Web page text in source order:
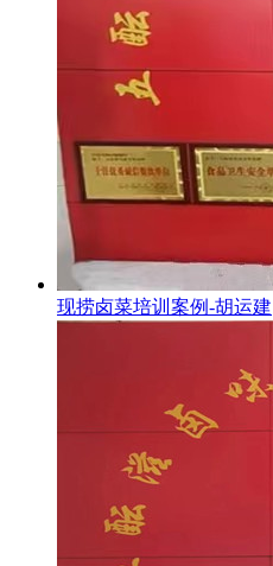
现捞卤菜培训案例-胡运建